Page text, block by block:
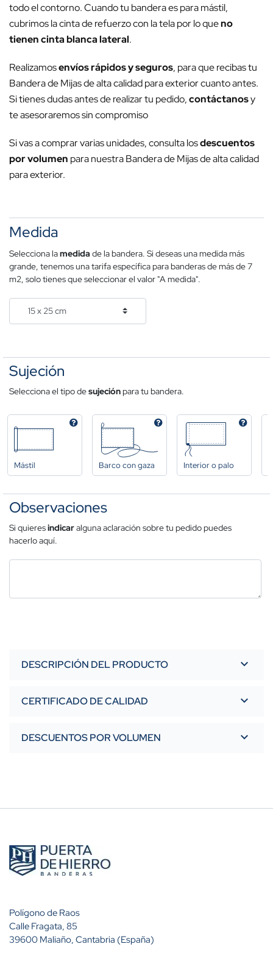
todo el contorno. Cuando tu bandera es para mástil,
cubrimos la cinta de refuerzo con la tela por lo queno
tienen cinta blanca lateral.
Realizamosenvíos rápidos y seguros, para que recibas tu
Bandera de Mijas de alta calidad para exterior cuanto antes.
Si tienes dudas antes de realizar tu pedido,contáctanosy
te asesoraremos sin compromiso
Si vas a comprar varias unidades, consulta losdescuentos
por volumen para nuestra Bandera de Mijas de alta calidad
para exterior.
Medida
Selecciona lamedida de la bandera. Si deseas una medida más
grande, tenemos una tarifa específica para banderas de más de 7
m2, solo tienes que seleccionar el valor "A medida".
Sujeción
Selecciona el tipo desujeciónpara tu bandera.
Mástil Barco con gaza Interior o palo
Observaciones
Si quieresindicaralguna aclaración sobre tu pedido puedes
hacerlo aquí.
DESCRIPCIÓN DEL PRODUCTO
CERTIFICADO DE CALIDAD
DESCUENTOS POR VOLUMEN
Polígono de Raos
Calle Fragata, 85
39600 Maliaño, Cantabria (España)